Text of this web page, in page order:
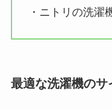
・ニトリの洗濯
最適な洗濯機のサ